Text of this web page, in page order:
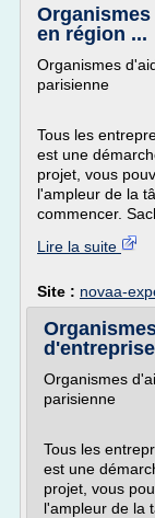
en région ...
Organismes
parisienne
Tous les
est une
projet, vous
l'ampleur de la
commencer.
Lire la suite
Site : novaa-
Organismes
parisienne
Tous les
est une
projet, vous
l'ampleur de la